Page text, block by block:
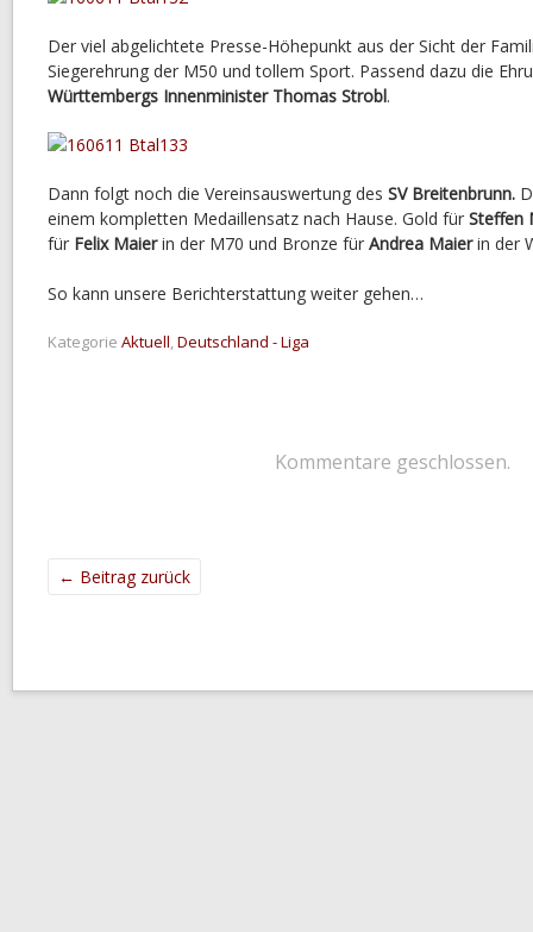
Der viel abgelichtete Presse-Höhepunkt aus der Sicht der
Siegerehrung der M50 und tollem Sport. Passend dazu die
Württembergs Innenminister Thomas Strobl.
Dann folgt noch die Vereinsauswertung des SV Breitenbrunn.
einem kompletten Medaillensatz nach Hause. Gold für Steffen
für Felix Maierin der M70 und Bronze für Andrea Maierin der
So kann unsere Berichterstattung weiter gehen…
Kategorie Aktuell,Deutschland - Liga
Kommentare geschlossen.
← Beitrag zurück